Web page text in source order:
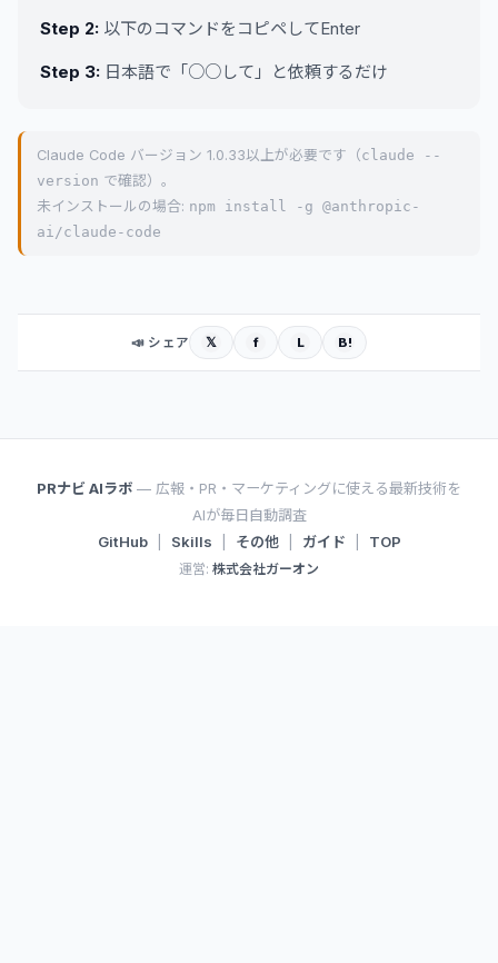
Step 2: 以下のコマンドをコピペしてEnter
Step 3: 日本語で「○○して」と依頼するだけ
Claude Code バージョン 1.0.33以上が必要です（claude --
version で確認）。
未インストールの場合: npm install -g @anthropic-
ai/claude-code
📣 シェア 𝕏 f L B!
PRナビ AIラボ — 広報・PR・マーケティングに使える最新技術を
AIが毎日自動調査
GitHub| Skills その他| ガイド TOP
運営: 株式会社ガーオン